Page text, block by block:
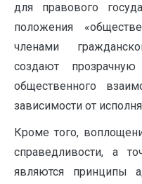
для правового
положения
членами
создают
общественного
зависимости от
Кроме того,
справедливости, а
являются принципы